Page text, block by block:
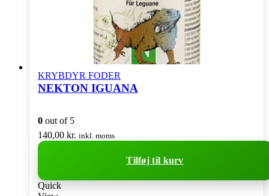
KRYBDYR FODER
NEKTON IGUANA
0 out of 5
140,00 kr. inkl. moms
Tilføj til kurv
Quick